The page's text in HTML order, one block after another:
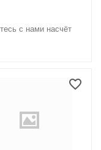
с нами насчёт